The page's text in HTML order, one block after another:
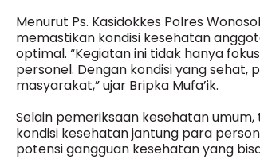
Menurut Ps. Kasidokkes Polres
memastikan kondisi kesehatan
optimal. “Kegiatan ini tidak hanya
personel. Dengan kondisi yang
masyarakat,” ujar Bripka Mufa’ik.
Selain pemeriksaan kesehatan
kondisi kesehatan jantung para
potensi gangguan kesehatan yang